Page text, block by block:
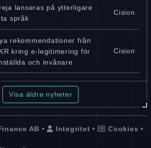
lanseras på ytterligare
språk
Cision
rekommendationer från
kring e-legitimering för
och invånare
Cision
Visa äldre nyheter
AB • Integritet • Cookies •